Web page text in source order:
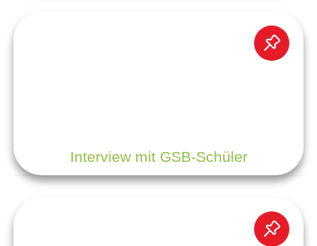
Interview mit GSB-Schüler